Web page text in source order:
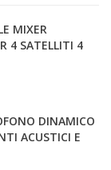
MIXER
4 SATELLITI 4
DINAMICO
ACUSTICI E